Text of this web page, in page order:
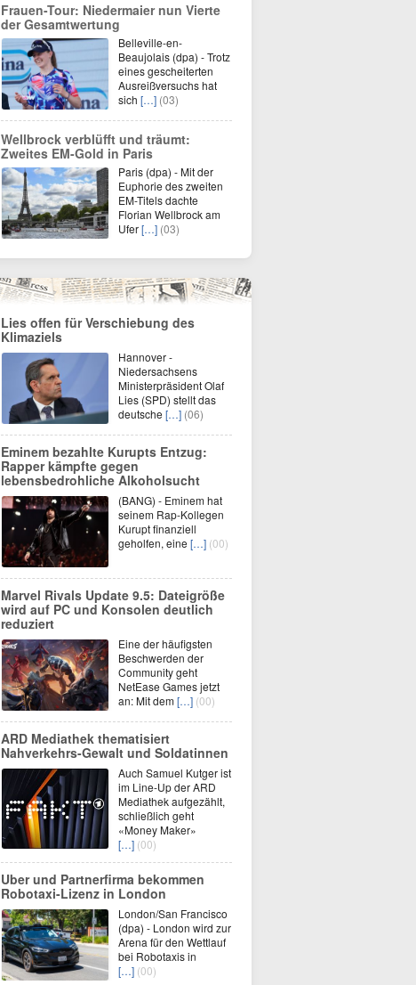
Frauen-Tour: Niedermaier nun Vierte
der Gesamtwertung
Belleville-en-
Beaujolais (dpa) - Trotz
eines gescheiterten
Ausreißversuchs hat
sich […] (03)
Wellbrock verblüfft und träumt:
Zweites EM-Gold in Paris
Paris (dpa) - Mit der
Euphorie des zweiten
EM-Titels dachte
Florian Wellbrock am
Ufer[…] (03)
Lies offen für Verschiebung des
Klimaziels
Hannover -
Niedersachsens
Ministerpräsident Olaf
Lies (SPD) stellt das
deutsche […] (06)
Eminem bezahlte Kurupts Entzug:
Rapper kämpfte gegen
lebensbedrohliche Alkoholsucht
(BANG) - Eminem hat
seinem Rap-Kollegen
Kurupt finanziell
geholfen, eine […] (00)
Marvel Rivals Update 9.5: Dateigröße
wird auf PC und Konsolen deutlich
reduziert
Eine der häufigsten
Beschwerden der
Community geht
NetEase Games jetzt
an: Mit dem[…] (00)
ARD Mediathek thematisiert
Nahverkehrs-Gewalt und Soldatinnen
Auch Samuel Kutger ist
im Line-Up der ARD
Mediathek aufgezählt,
schließlich geht
«Money Maker»
[…] (00)
Uber und Partnerfirma bekommen
Robotaxi-Lizenz in London
London/San Francisco
(dpa) - London wird zur
Arena für den Wettlauf
bei Robotaxis in
[…] (00)